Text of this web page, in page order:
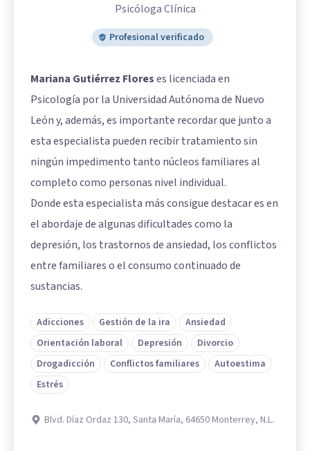
Psicóloga Clínica
Profesional verificado
Mariana Gutiérrez Floreses licenciada en
Psicología por la Universidad Autónoma de Nuevo
León y, además, es importante recordar que junto a
esta especialista pueden recibir tratamiento sin
ningún impedimento tanto núcleos familiares al
completo como personas nivel individual.
Donde esta especialista más consigue destacar es en
el abordaje de algunas dificultades como la
depresión, los trastornos de ansiedad, los conflictos
entre familiares o el consumo continuado de
sustancias.
Adicciones Gestión de la ira
Ansiedad
Orientación laboral
Depresión
Divorcio
Drogadicción
Conflictos familiares
Autoestima
Estrés
Blvd. Díaz Ordaz 130, Santa María, 64650 Monterrey, N.L.